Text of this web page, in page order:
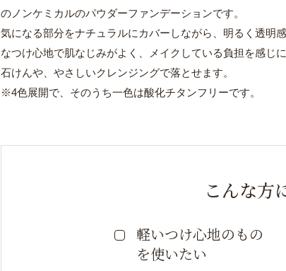
のノンケミカルのパウダーファンデーションです。
気になる部分をナチュラルにカバーしながら、明るく透明
なつけ心地で肌なじみがよく、メイクしている負担を感じ
石けんや、やさしいクレンジングで落とせます。
※4色展開で、そのうち一色は酸化チタンフリーです。
こんな方
軽いつけ心地のもの
を使いたい